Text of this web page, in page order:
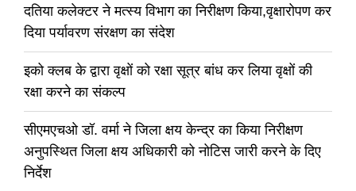
दतिया कलेक्टर ने मत्स्य विभाग का निरीक्षण किया,वृक्षारोपण कर
दिया पर्यावरण संरक्षण का संदेश
इको क्लब के द्वारा वृक्षों को रक्षा सूत्र बांध कर लिया वृक्षों की
रक्षा करने का संकल्प
सीएमएचओ डॉ. वर्मा ने जिला क्षय केन्द्र का किया निरीक्षण
अनुपस्थित जिला क्षय अधिकारी को नोटिस जारी करने के दिए
निर्देश